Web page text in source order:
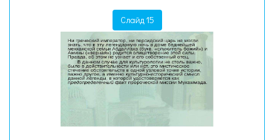
Слайд 15